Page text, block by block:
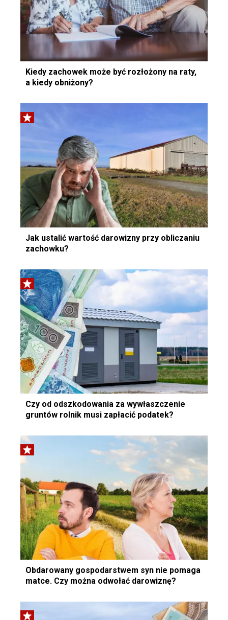
Kiedy zachowek może być rozłożony na raty,
a kiedy obniżony?
Jak ustalić wartość darowizny przy obliczaniu
zachowku?
Czy od odszkodowania za wywłaszczenie
gruntów rolnik musi zapłacić podatek?
Obdarowany gospodarstwem syn nie pomaga
matce. Czy można odwołać darowiznę?